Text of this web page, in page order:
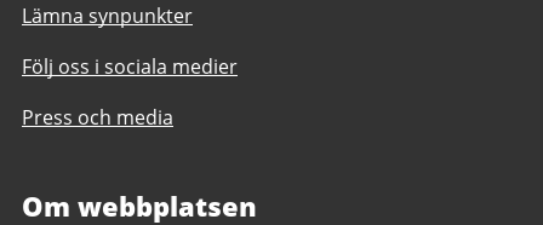
Lämna synpunkter
Följ oss i sociala medier
Press och media
Om webbplatsen